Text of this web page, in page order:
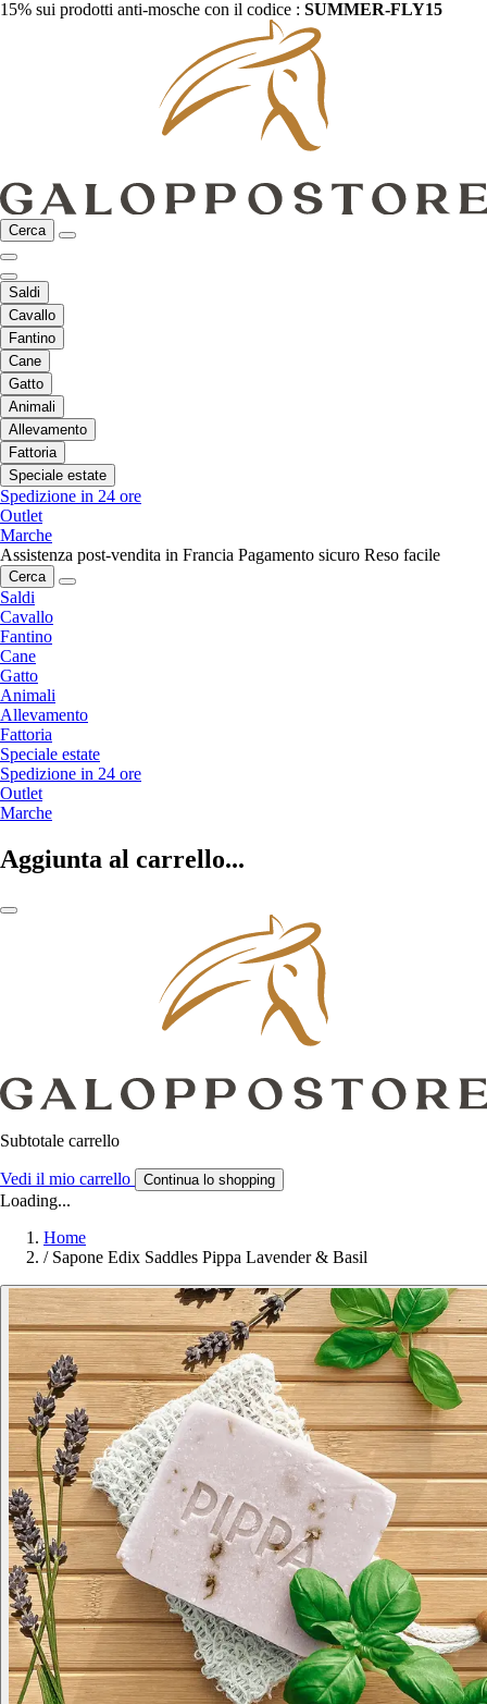
15% sui prodotti anti-mosche con il codice : SUMMER-FLY15
Cerca
Saldi
Cavallo
Fantino
Cane
Gatto
Animali
Allevamento
Fattoria
Speciale estate
Spedizione in 24 ore
Outlet
Marche
Assistenza post-vendita in Francia Pagamento sicuro Reso facile
Cerca
Saldi
Cavallo
Fantino
Cane
Gatto
Animali
Allevamento
Fattoria
Speciale estate
Spedizione in 24 ore
Outlet
Marche
Aggiunta al carrello...
Subtotale carrello
Vedi il mio carrello Continua lo shopping
Loading...
Home
/ Sapone Edix Saddles Pippa Lavender & Basil